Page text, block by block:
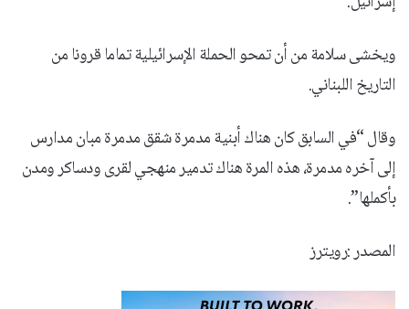
ويخشى سلامة من أن تمحو الحملة الإسرائيلية تماما قرونا من
التاريخ اللبناني.
وقال “في السابق كان هناك أبنية مدمرة شقق مدمرة مبان مدارس
إلى آخره مدمرة، هذه المرة هناك تدمير منهجي لقرى ودساكر ومدن
بأكملها”.
المصدر :رويترز